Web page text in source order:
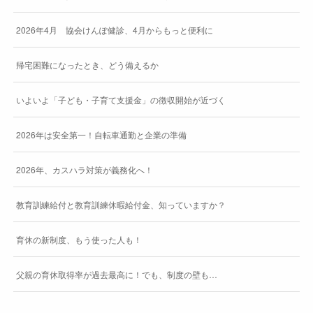
2026年4月 協会けんぽ健診、4月からもっと便利に
帰宅困難になったとき、どう備えるか
いよいよ「子ども・子育て支援金」の徴収開始が近づく
2026年は安全第一！自転車通勤と企業の準備
2026年、カスハラ対策が義務化へ！
教育訓練給付と教育訓練休暇給付金、知っていますか？
育休の新制度、もう使った人も！
父親の育休取得率が過去最高に！でも、制度の壁も…